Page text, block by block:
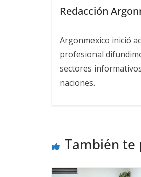
Redacción
Argonmexico inició
profesional
sectores
naciones.
También te